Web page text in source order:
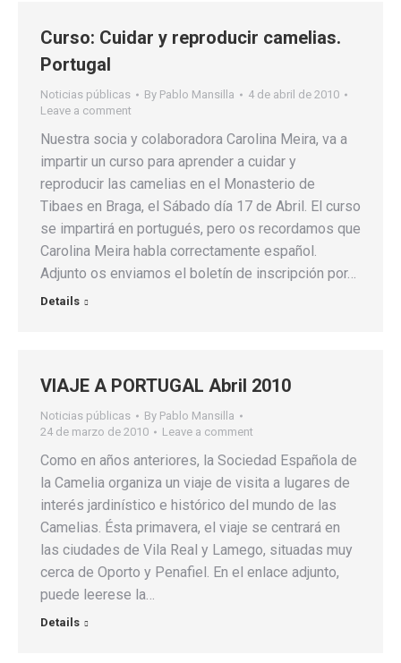
Curso: Cuidar y reproducir camelias.
Portugal
Noticias públicas By Pablo Mansilla
4 de abril de 2010
Leave a comment
Nuestra socia y colaboradora Carolina Meira, va a
impartir un curso para aprender a cuidar y
reproducir las camelias en el Monasterio de
Tibaes en Braga, el Sábado día 17 de Abril. El curso
se impartirá en portugués, pero os recordamos que
Carolina Meira habla correctamente español.
Adjunto os enviamos el boletín de inscripción por…
Details
VIAJE A PORTUGAL Abril 2010
Noticias públicas By Pablo Mansilla
24 de marzo de 2010
Leave a comment
Como en años anteriores, la Sociedad Española de
la Camelia organiza un viaje de visita a lugares de
interés jardinístico e histórico del mundo de las
Camelias. Ésta primavera, el viaje se centrará en
las ciudades de Vila Real y Lamego, situadas muy
cerca de Oporto y Penafiel. En el enlace adjunto,
puede leerese la…
Details